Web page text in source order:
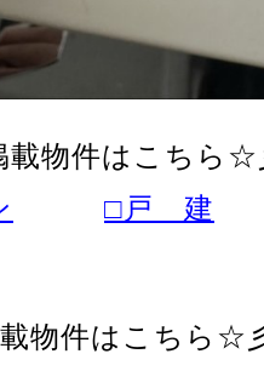
載物件はこちら☆
□戸 建
物件はこちら☆